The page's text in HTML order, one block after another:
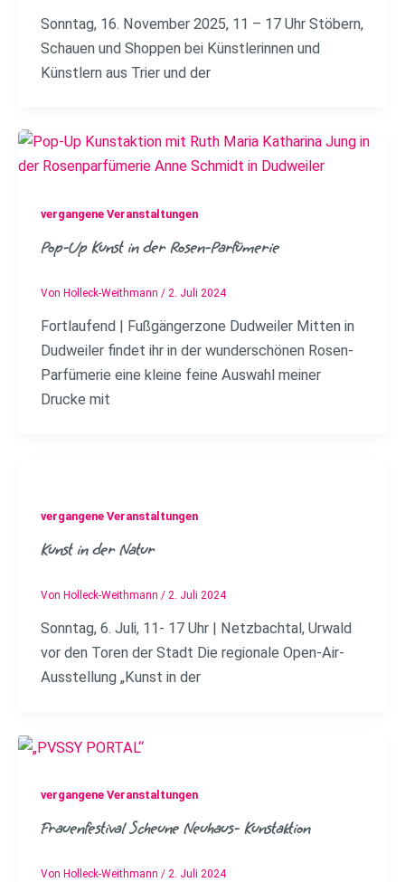
Sonntag, 16. November 2025, 11 – 17 Uhr Stöbern,
Schauen und Shoppen bei Künstlerinnen und
Künstlern aus Trier und der
vergangene Veranstaltungen
Pop-Up Kunst in der Rosen-Parfümerie
Von Holleck-Weithmann / 2. Juli 2024
Fortlaufend | Fußgängerzone Dudweiler Mitten in
Dudweiler findet ihr in der wunderschönen Rosen-
Parfümerie eine kleine feine Auswahl meiner
Drucke mit
vergangene Veranstaltungen
Kunst in der Natur
Von Holleck-Weithmann / 2. Juli 2024
Sonntag, 6. Juli, 11- 17 Uhr | Netzbachtal, Urwald
vor den Toren der Stadt Die regionale Open-Air-
Ausstellung „Kunst in der
vergangene Veranstaltungen
Frauenfestival Scheune Neuhaus- Kunstaktion
Von Holleck-Weithmann / 2. Juli 2024